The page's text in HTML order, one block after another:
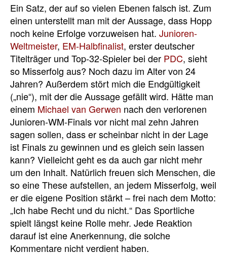
Ein Satz, der auf so vielen Ebenen falsch ist. Zum
einen unterstellt man mit der Aussage, dass Hopp
noch keine Erfolge vorzuweisen hat. Junioren-
Weltmeister, EM-Halbfinalist, erster deutscher
Titelträger und Top-32-Spieler bei der PDC, sieht
so Misserfolg aus? Noch dazu im Alter von 24
Jahren? Außerdem stört mich die Endgültigkeit
(„nie“), mit der die Aussage gefällt wird. Hätte man
einem Michael van Gerwen nach den verlorenen
Junioren-WM-Finals vor nicht mal zehn Jahren
sagen sollen, dass er scheinbar nicht in der Lage
ist Finals zu gewinnen und es gleich sein lassen
kann? Vielleicht geht es da auch gar nicht mehr
um den Inhalt. Natürlich freuen sich Menschen, die
so eine These aufstellen, an jedem Misserfolg, weil
er die eigene Position stärkt – frei nach dem Motto:
„Ich habe Recht und du nicht.“ Das Sportliche
spielt längst keine Rolle mehr. Jede Reaktion
darauf ist eine Anerkennung, die solche
Kommentare nicht verdient haben.